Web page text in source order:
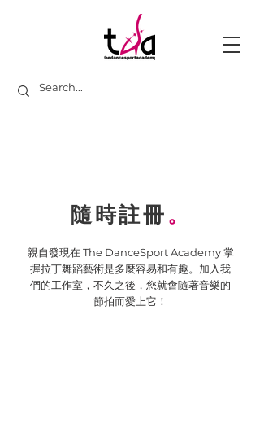
隨時註冊。
親自發現在 The DanceSport Academy 掌
握拉丁舞蹈藝術是多麼容易和有趣。加入我
們的工作室，不久之後，您就會隨著音樂的
節拍而愛上它！